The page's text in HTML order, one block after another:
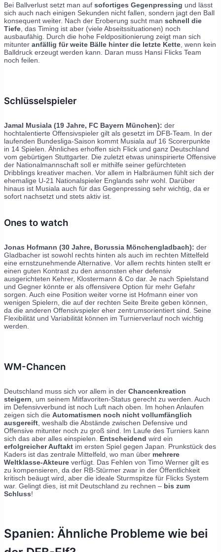
Bei Ballverlust setzt man auf sofortiges Gegenpressing und lässt
sich auch nach einigen Sekunden nicht fallen, sondern jagt den Ball
konsequent weiter. Nach der Eroberung sucht man schnell die
Tiefe , das Timing ist aber (viele Abseitssituationen) noch
ausbaufähig. Durch die hohe Feldpositionierung zeigt man sich
mitunter anfällig für weite Bälle hinter die letzte Kette , wenn kein
Balldruck erzeugt werden kann. Daran muss Hansi Flicks Team
noch feilen.
Schlüsselspieler
Jamal Musiala (19 Jahre, FC Bayern München): der
hochtalentierte Offensivspieler gilt als gesetzt im DFB-Team. In der
laufenden Bundesliga-Saison kommt Musiala auf 16 Scorerpunkte
in 14 Spielen. Ähnliches erhoffen sich Flick und ganz Deutschland
vom gebürtigen Stuttgarter. Die zuletzt etwas uninspirierte Offensive
der Nationalmannschaft soll er mithilfe seiner gefürchteten
Dribblings kreativer machen. Vor allem in Halbräumen fühlt sich der
ehemalige U-21 Nationalspieler Englands sehr wohl. Darüber
hinaus ist Musiala auch für das Gegenpressing sehr wichtig, da er
sofort nachsetzt und stets aktiv ist.
Ones to watch
Jonas Hofmann (30 Jahre, Borussia Mönchengladbach): der
Gladbacher ist sowohl rechts hinten als auch im rechten Mittelfeld
eine ernstzunehmende Alternative. Vor allem rechts hinten stellt er
einen guten Kontrast zu den ansonsten eher defensiv
ausgerichteten Kehrer, Klostermann & Co dar. Je nach Spielstand
und Gegner könnte er als offensivere Option für mehr Gefahr
sorgen. Auch eine Position weiter vorne ist Hofmann einer von
wenigen Spielern, die auf der rechten Seite Breite geben können,
da die anderen Offensivspieler eher zentrumsorientiert sind. Seine
Flexibilität und Variabilität können im Turnierverlauf noch wichtig
werden.
WM-Chancen
Deutschland muss sich vor allem in der Chancenkreation
steigern, um seinem Mitfavoriten-Status gerecht zu werden. Auch
im Defensivverbund ist noch Luft nach oben. Im hohen Anlaufen
zeigen sich die Automatismen noch nicht vollumfänglich
ausgereift, weshalb die Abstände zwischen Defensive und
Offensive mitunter noch zu groß sind. Im Laufe des Turniers kann
sich das aber alles einspielen. Entscheidend wird ein
erfolgreicher Auftakt im ersten Spiel gegen Japan. Prunkstück des
Kaders ist das zentrale Mittelfeld, wo man über mehrere
Weltklasse-Akteure verfügt. Das Fehlen von Timo Werner gilt es
zu kompensieren, da der RB-Stürmer zwar in der Öffentlichkeit
kritisch beäugt wird, aber die ideale Sturmspitze für Flicks System
war. Gelingt dies, ist mit Deutschland zu rechnen – bis zum
Schluss!
Spanien: Ähnliche Probleme wie bei